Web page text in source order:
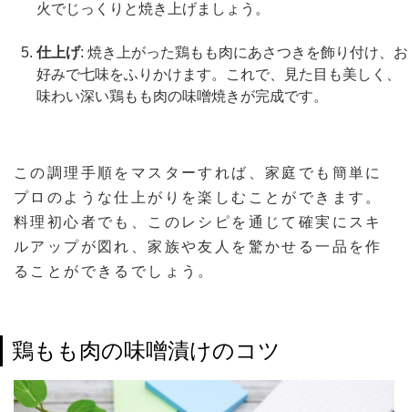
火でじっくりと焼き上げましょう。
仕上げ: 焼き上がった鶏もも肉にあさつきを飾り付け、お
好みで七味をふりかけます。これで、見た目も美しく、
味わい深い鶏もも肉の味噌焼きが完成です。
この調理手順をマスターすれば、家庭でも簡単に
プロのような仕上がりを楽しむことができます。
料理初心者でも、このレシピを通じて確実にスキ
ルアップが図れ、家族や友人を驚かせる一品を作
ることができるでしょう。
鶏もも肉の味噌漬けのコツ